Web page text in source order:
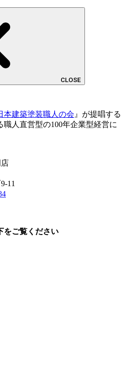
CLOSE
本建築塗装職人の会 』が提唱する
人直営型の100年企業型経営に
11
をご覧ください